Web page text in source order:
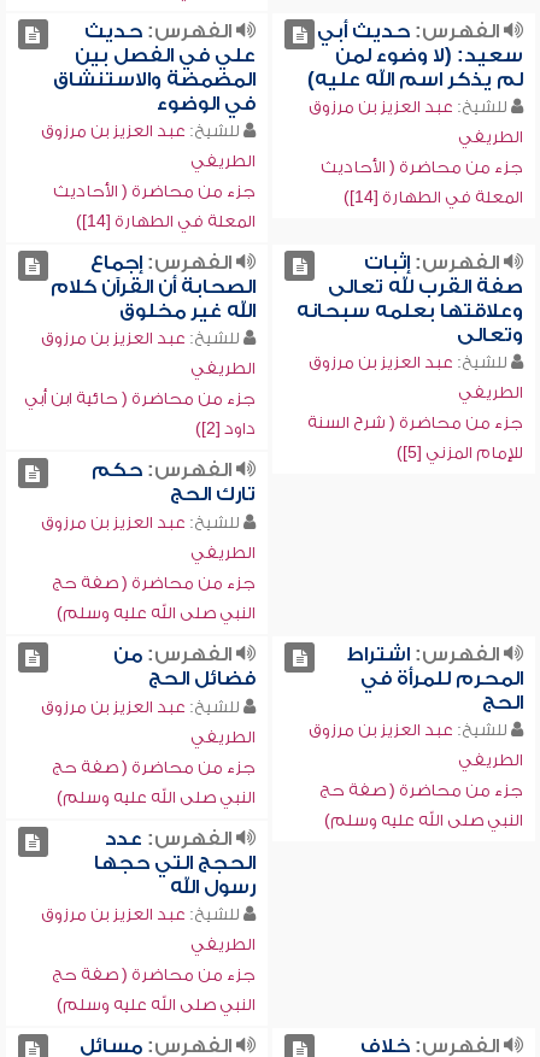
الفهرس:حديث أبي
سعيد: (لا وضوء لمن
لم يذكر اسم الله عليه)
للشيخ: عبد العزيز بن مرزوق
الطريفي
جزء من محاضرة ( الأحاديث
المعلة في الطهارة [14])
الفهرس:حديث
علي في الفصل بين
المضمضة والاستنشاق
في الوضوء
للشيخ: عبد العزيز بن مرزوق
الطريفي
جزء من محاضرة ( الأحاديث
المعلة في الطهارة [14])
الفهرس:إثبات
صفة القرب لله تعالى
وعلاقتها بعلمه سبحانه
وتعالى
للشيخ: عبد العزيز بن مرزوق
الطريفي
جزء من محاضرة ( شرح السنة
للإمام المزني [5])
الفهرس:إجماع
الصحابة أن القرآن كلام
الله غير مخلوق
للشيخ: عبد العزيز بن مرزوق
الطريفي
جزء من محاضرة ( حائية ابن أبي
داود [2])
الفهرس:حكم
تارك الحج
للشيخ: عبد العزيز بن مرزوق
الطريفي
جزء من محاضرة ( صفة حج
النبي صلى الله عليه وسلم)
الفهرس:اشتراط
المحرم للمرأة في
الحج
للشيخ: عبد العزيز بن مرزوق
الطريفي
جزء من محاضرة ( صفة حج
النبي صلى الله عليه وسلم)
الفهرس:من
فضائل الحج
للشيخ: عبد العزيز بن مرزوق
الطريفي
جزء من محاضرة ( صفة حج
النبي صلى الله عليه وسلم)
الفهرس: عدد
الحجج التي حجها
رسول الله
للشيخ: عبد العزيز بن مرزوق
الطريفي
جزء من محاضرة ( صفة حج
النبي صلى الله عليه وسلم)
الفهرس:خلاف الفهرس:مسائل